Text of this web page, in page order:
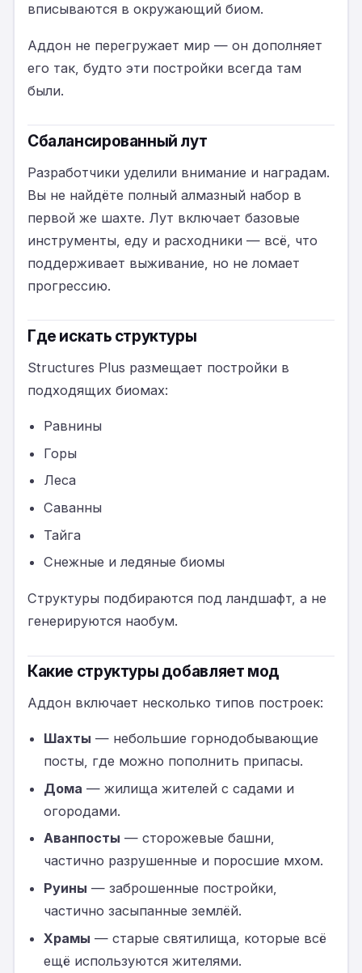
вписываются в окружающий биом.
Аддон не перегружает мир — он дополняет
его так, будто эти постройки всегда там
были.
Сбалансированный лут
Разработчики уделили внимание и наградам.
Вы не найдёте полный алмазный набор в
первой же шахте. Лут включает базовые
инструменты, еду и расходники — всё, что
поддерживает выживание, но не ломает
прогрессию.
Где искать структуры
Structures Plus размещает постройки в
подходящих биомах:
Равнины
Горы
Леса
Саванны
Тайга
Снежные и ледяные биомы
Структуры подбираются под ландшафт, а не
генерируются наобум.
Какие структуры добавляет мод
Аддон включает несколько типов построек:
Шахты — небольшие горнодобывающие
посты, где можно пополнить припасы.
Дома — жилища жителей с садами и
огородами.
Аванпосты — сторожевые башни,
частично разрушенные и поросшие мхом.
Руины — заброшенные постройки,
частично засыпанные землёй.
Храмы — старые святилища, которые всё
ещё используются жителями.